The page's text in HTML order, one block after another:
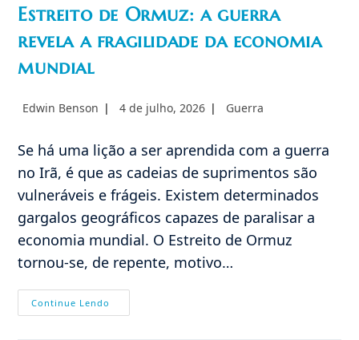
Estreito de Ormuz: a guerra
revela a fragilidade da economia
mundial
Autor
Edwin Benson
Post
4 de julho, 2026
Categoria
Guerra
Se há uma lição a ser aprendida com a guerra
no Irã, é que as cadeias de suprimentos são
vulneráveis e frágeis. Existem determinados
gargalos geográficos capazes de paralisar a
economia mundial. O Estreito de Ormuz
tornou-se, de repente, motivo…
Continue Lendo
De